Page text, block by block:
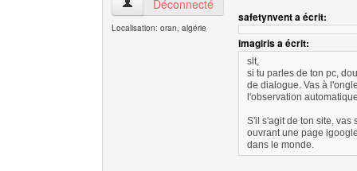
imagiris Voir le profil de l'utilisateur
Déconnecté
Localisation: oran, algérie
safetynvent a écrit:
imagiris a écrit:
slt,
si tu parles de ton pc,
de dialogue. Vas à
l'observation
S'il s'agit de ton site, vas
ouvrant une page
dans le monde.